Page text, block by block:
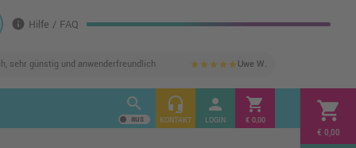
info Hilfe / FAQ
sehr günstig und anwenderfreundlich star star star star star Uwe W.
shopping_cart
€ 0,00
search headset_mic
KONTAKT
person
LOGIN
shopping_cart
€ 0,00